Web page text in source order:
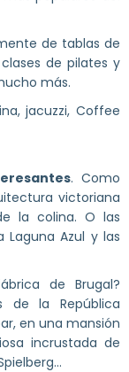
de tablas de
de pilates y
más.
jacuzzi, Coffee
. Como
victoriana
la colina. O las
Laguna Azul y las
de Brugal?
de la República
en una mansión
incrustada de